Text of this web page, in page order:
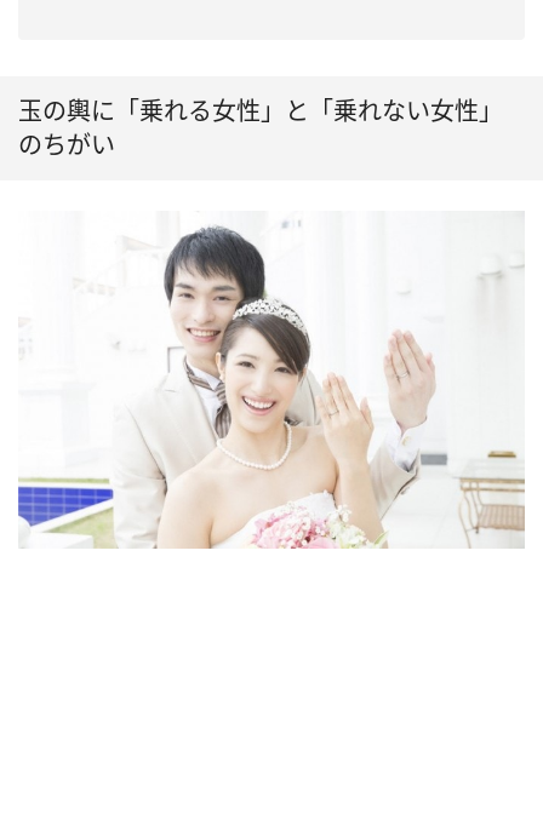
玉の輿に「乗れる女性」と「乗れない女性」
のちがい